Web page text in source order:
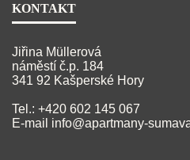
KONTAKT
Jiřina Müllerová
náměstí č.p. 184
341 92 Kašperské Hory
Tel.: +420 602 145 067
E-mail info@apartmany-